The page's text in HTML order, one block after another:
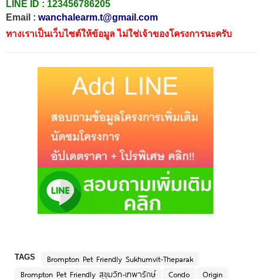
LINE ID : 123456786205
Email : wanchalearm.t@gmail.com
ทางเราเป็นเว็บไซต์ให้ข้อมูล ไม่ใช่เจ้าของโครงการนะครับ
TAGS
Brompton Pet Friendly Sukhumvit-Theparak
Brompton Pet Friendly สุขุมวิท-เทพารักษ์
Condo Origin